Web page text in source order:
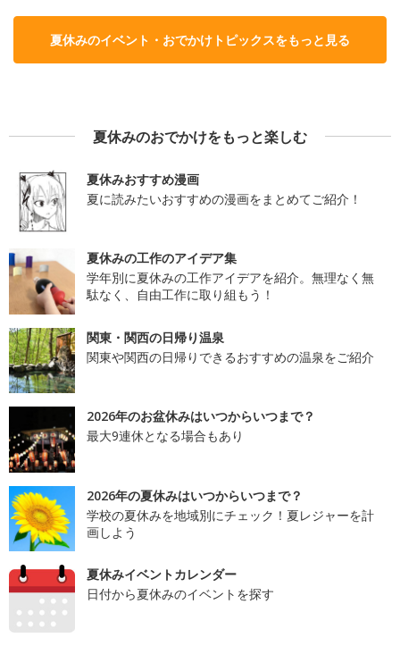
夏休みのイベント・おでかけトピックスをもっと見る
夏休みのおでかけをもっと楽しむ
夏休みおすすめ漫画
夏に読みたいおすすめの漫画をまとめてご紹介！
夏休みの工作のアイデア集
学年別に夏休みの工作アイデアを紹介。無理なく無
駄なく、自由工作に取り組もう！
関東・関西の日帰り温泉
関東や関西の日帰りできるおすすめの温泉をご紹介
2026年のお盆休みはいつからいつまで？
最大9連休となる場合もあり
2026年の夏休みはいつからいつまで？
学校の夏休みを地域別にチェック！夏レジャーを計
画しよう
夏休みイベントカレンダー
日付から夏休みのイベントを探す